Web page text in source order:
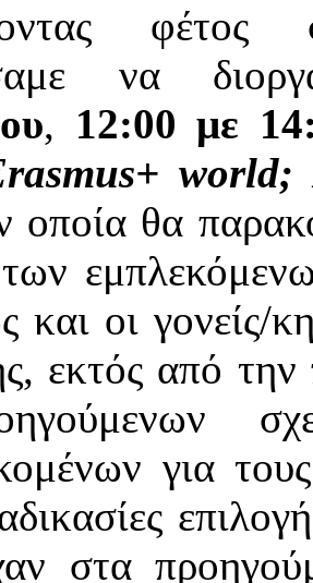
να
, 12:00 με
world;
οποία θα
και οι γονείς/
εκτός από
για
στα